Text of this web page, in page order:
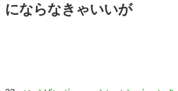
にならなきゃいいが